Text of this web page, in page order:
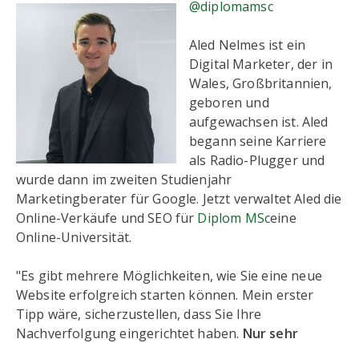
@diplomamsc
Aled Nelmes ist ein
Digital Marketer, der in
Wales, Großbritannien,
geboren und
aufgewachsen ist. Aled
begann seine Karriere
als Radio-Plugger und
wurde dann im zweiten Studienjahr
Marketingberater für Google. Jetzt verwaltet Aled die
Online-Verkäufe und SEO für Diplom MSceine
Online-Universität.
"Es gibt mehrere Möglichkeiten, wie Sie eine neue
Website erfolgreich starten können. Mein erster
Tipp wäre, sicherzustellen, dass Sie Ihre
Nachverfolgung eingerichtet haben. Nur sehr